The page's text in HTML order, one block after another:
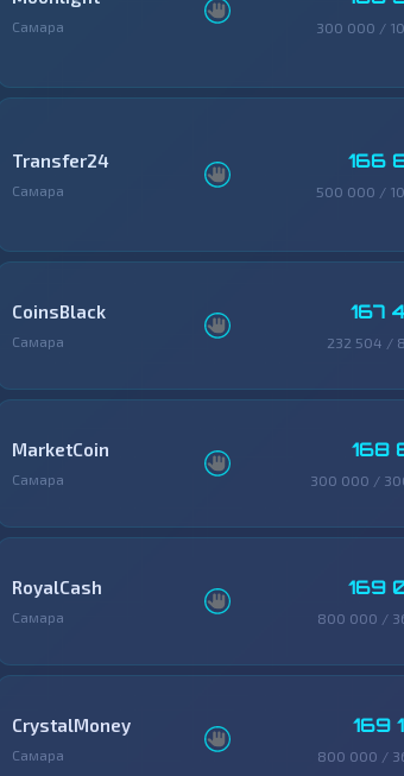
Самара 300 000 /
Transfer24
Самара
166
500 000 /
CoinsBlack
Самара
167
232 504 /
MarketCoin
Самара
168
300 000 /
RoyalCash
Самара
169
800 000 /
CrystalMoney
Самара
169
800 000 /